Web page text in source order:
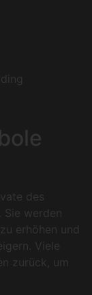
des
Sie werden
erhöhen und
Viele
zurück, um